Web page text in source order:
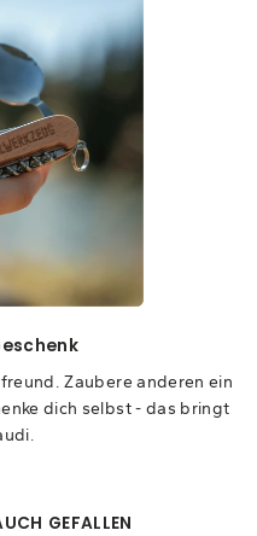
Zaubere anderen ein
dich selbst - das bringt
GEFALLEN